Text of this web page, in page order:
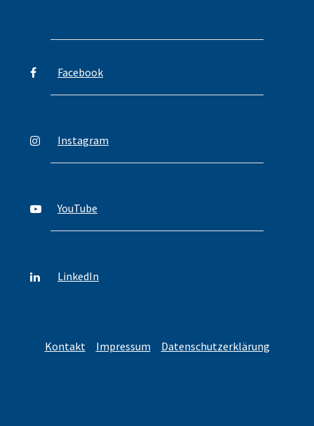
Facebook
Instagram
YouTube
LinkedIn
Kontakt Impressum Datenschutzerklärung